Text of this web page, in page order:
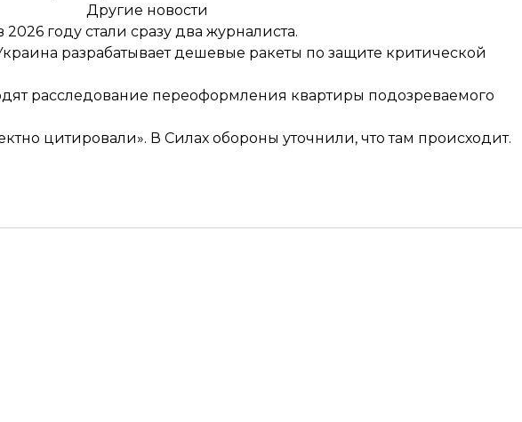
Другие новости
2026 году стали сразу два журналиста.
разрабатываетдешевые ракеты по защите критической
расследование переоформления квартиры подозреваемого
цитировали». В Силах обороны уточнили, что там происходит.